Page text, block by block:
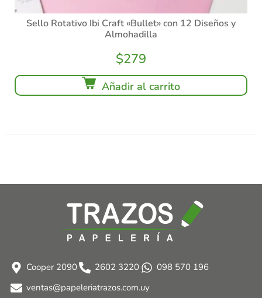
Sello Rotativo Ibi Craft «Bullet» con 12 Diseños y
Almohadilla
$279
Añadir al carrito
Cooper 2090 2602 3220
098 570 196
ventas@papeleriatrazos.com.uy